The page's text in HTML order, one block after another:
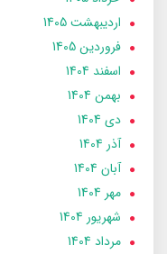
ارديبهشت 1405
فروردین 1405
اسفند 1404
بهمن 1404
دی 1404
آذر 1404
آبان 1404
مهر 1404
شهریور 1404
مرداد 1404